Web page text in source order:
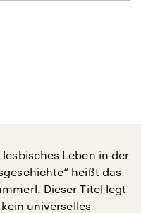
Leben in der
heißt das
Dieser Titel legt
universelles